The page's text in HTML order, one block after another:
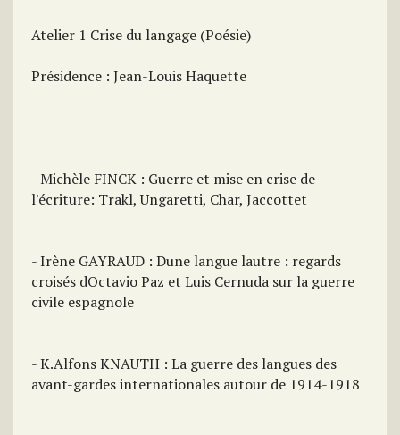
Atelier 1 Crise du langage (Poésie)
Présidence : Jean-Louis Haquette
- Michèle FINCK : Guerre et mise en crise de
l'écriture: Trakl, Ungaretti, Char, Jaccottet
- Irène GAYRAUD : Dune langue lautre : regards
croisés dOctavio Paz et Luis Cernuda sur la guerre
civile espagnole
- K.Alfons KNAUTH : La guerre des langues des
avant-gardes internationales autour de 1914-1918